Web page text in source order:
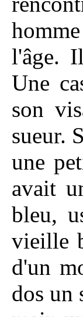
l'âge.
Une
son
sueur.
une
avait
bleu,
vieille
d'un
dos un